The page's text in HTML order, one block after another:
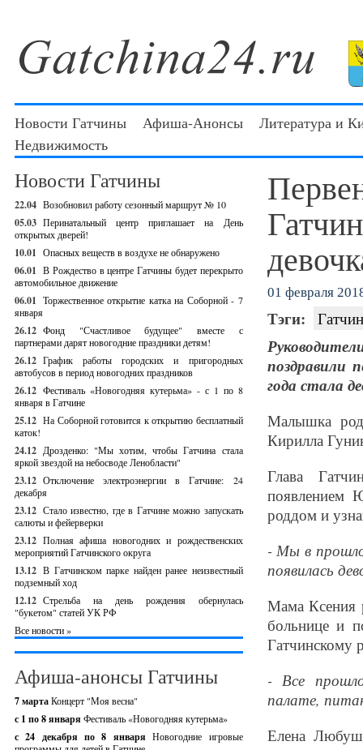
Новости Гатчины Афиша-Анонсы
Литература и
Недвижимость
Новости Гатчины
22.04 Возобновил работу сезонный маршрут № 10
05.03 Перинатальный центр приглашает на День
открытых дверей!
10.01 Опасных веществ в воздухе не обнаружено
06.01 В Рождество в центре Гатчины будет перекрыто
автомобильное движение
06.01 Торжественное открытие катка на Соборной - 7
января
26.12 Фонд "Счастливое будущее" вместе с
партнерами дарят новогодние праздники детям!
26.12 График работы городских и пригородных
автобусов в период новогодних праздников
26.12 Фестиваль «Новогодняя кутерьма» - с 1 по 8
января в Гатчине
25.12 На Соборной готовится к открытию бесплатный
каток!
24.12 Дрозденко: "Мы хотим, чтобы Гатчина стала
яркой звездой на небосводе Ленобласти"
23.12 Отключение электроэнергии в Гатчине: 24
декабря
23.12 Стало известно, где в Гатчине можно запускать
салюты и фейерверки
23.12 Полная афиша новогодних и рождественских
мероприятий Гатчинского округа
13.12 В Гатчинском парке найден ранее неизвестный
подземный ход
12.12 Стрельба на день рождения обернулась
"букетом" статей УК РФ
Все новости »
Афиша-анонсы Гатчины
7 мартаКонцерт "Моя весна"
с 1 по 8 января Фестиваль «Новогодняя кутерьма»
с 24 декабря по 8 январяНовогодние игровые
01 февраля
Тэги:
поздравили
года стала
Малышка
Кирилла
Глава
появлением
роддом и
- Мы в
появилась
Мама Ксения
больнице и
Гатчинскому
- Все
палате,
Елена